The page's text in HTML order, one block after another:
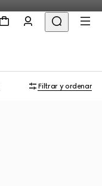
Filtrar y ordenar